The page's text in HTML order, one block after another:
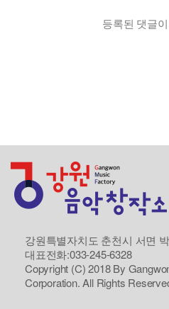
등록된 댓글
강원특별자치도 춘천시 서면
대표전화:033-245-6328
Copyright (C) 2018 By
Corporation. All Rights